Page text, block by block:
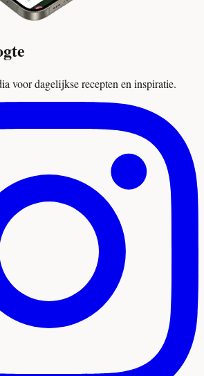
voor dagelijkse recepten en inspiratie.